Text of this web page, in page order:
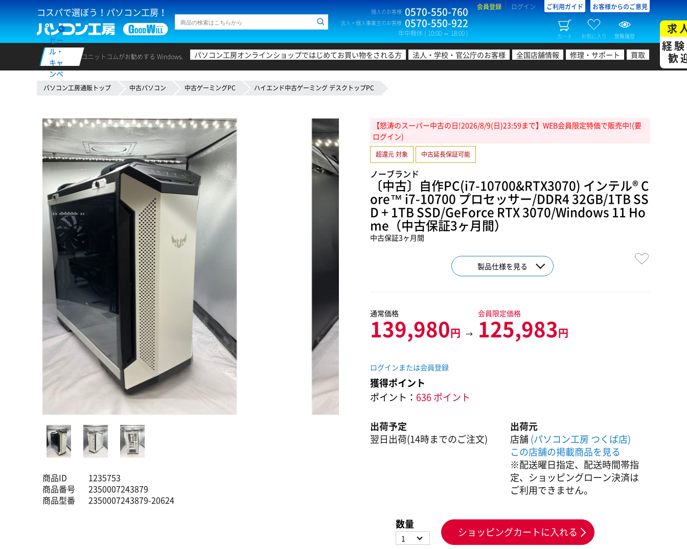
コスパで選ぼう！パソコン工房！ 個人のお客様 0570-550-760
法人・個人事業主のお客様 0570-550-922
年中無休 ( 10:00 ～ 18:00 )
会員登録 ログイン ご利用ガイド お客様からのご意見
カート お気に入り 閲覧履歴
セー
ル・
キャ
ンペ
ーン
ユニットコムがお勧めする Windows. パソコン工房オンラインショップではじめてお買い物をされる方 法人・学校・官公庁のお客様 全国店舗情報 修理・サポート 買取
求
経
歓
パソコン工房通販トップ 中古パソコン 中古ゲーミングPC ハイエンド中古ゲーミング デスクトップPC
商品ID
1235753
商品番号
2350007243879
商品型番
2350007243879-20624
【怒涛のスーパー中古の日!2026/8/9(日)23:59まで】WEB会員限定特価で販売中!(要
ログイン)
超還元 対象 中古延長保証可能
ノーブランド
〔中古〕自作PC(i7-10700&RTX3070) インテル® C
ore™ i7-10700 プロセッサー/DDR4 32GB/1TB SS
D + 1TB SSD/GeForce RTX 3070/Windows 11 Ho
me（中古保証3ヶ月間）
中古保証3ヶ月間
製品仕様を見る
通常価格
139,980円 →
会員限定価格
125,983円
ログインまたは会員登録
獲得ポイント
ポイント： 636 ポイント
出荷予定
翌日出荷(14時までのご注文)
出荷元
店舗(パソコン工房 つくば店)
この店舗の掲載商品を見る
※配送曜日指定、配送時間帯指
定、ショッピングローン決済は
ご利用できません。
数量
1 ショッピングカートに入れる